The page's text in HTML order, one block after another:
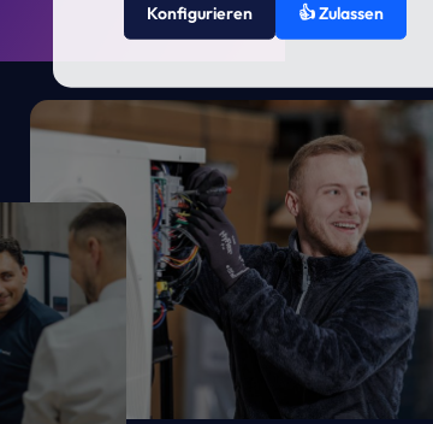
Konfigurieren 👍 Zulassen